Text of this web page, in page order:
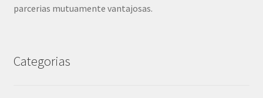
parcerias mutuamente vantajosas.
Categorias